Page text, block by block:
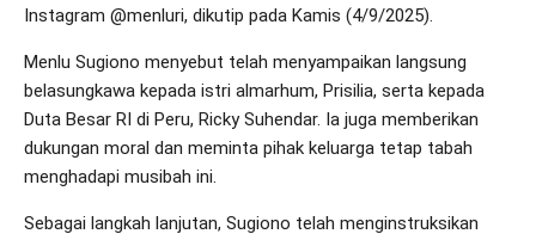
Instagram @menluri, dikutip pada Kamis (4/9/2025).
Menlu Sugiono menyebut telah menyampaikan langsung
belasungkawa kepada istri almarhum, Prisilia, serta kepada
Duta Besar RI di Peru, Ricky Suhendar. Ia juga memberikan
dukungan moral dan meminta pihak keluarga tetap tabah
menghadapi musibah ini.
Sebagai langkah lanjutan, Sugiono telah menginstruksikan